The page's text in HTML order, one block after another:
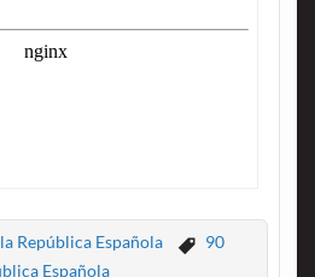
República Española
90
Española